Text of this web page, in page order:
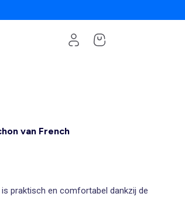
van French
praktisch en comfortabel dankzij de